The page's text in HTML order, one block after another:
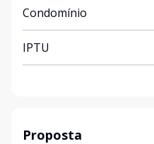
Condomínio
IPTU
Proposta